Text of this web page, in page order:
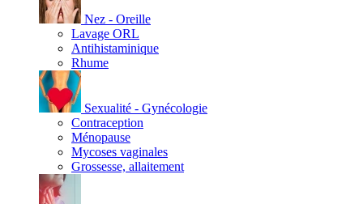
Nez - Oreille
Lavage ORL
Antihistaminique
Rhume
Sexualité - Gynécologie
Contraception
Ménopause
Mycoses vaginales
Grossesse, allaitement